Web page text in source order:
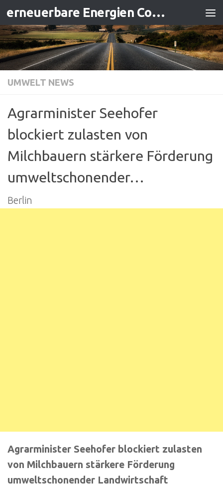
Zum Inhalt springen erneuerbare Energien Contracting
UMWELT NEWS
Agrarminister Seehofer
blockiert zulasten von
Milchbauern stärkere Förderung
umweltschonender…
Berlin
Agrarminister Seehofer blockiert zulasten
von Milchbauern stärkere Förderung
umweltschonender Landwirtschaft